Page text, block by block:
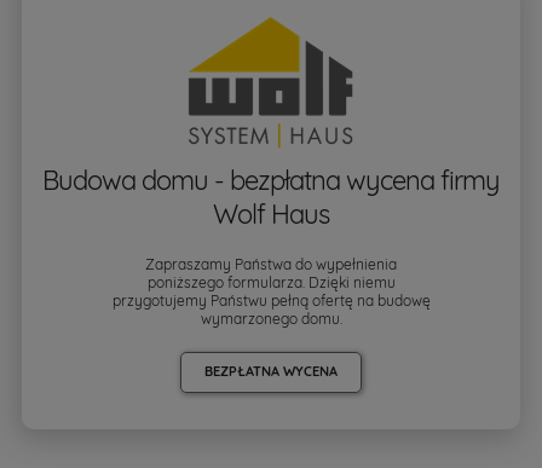
Budowa domu - bezpłatna wycena firmy
Wolf Haus
Zapraszamy Państwa do wypełnienia
poniższego formularza. Dzięki niemu
przygotujemy Państwu pełną ofertę na budowę
wymarzonego domu.
BEZPŁATNA WYCENA